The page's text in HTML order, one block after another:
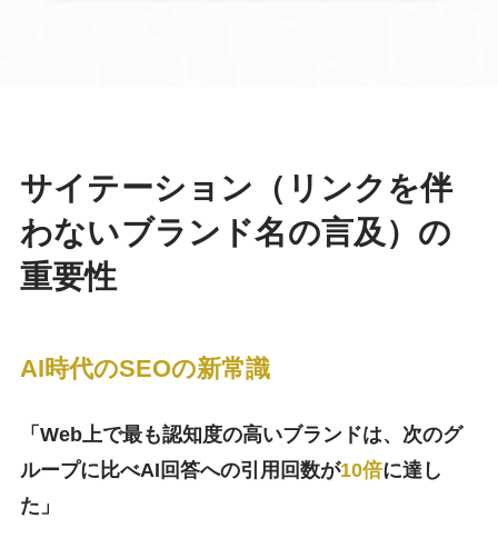
サイテーション（リンクを伴
わないブランド名の言及）の
重要性
AI時代のSEOの新常識
「Web上で最も認知度の高いブランドは、次のグ
ループに比べAI回答への引用回数が10倍に達し
た」